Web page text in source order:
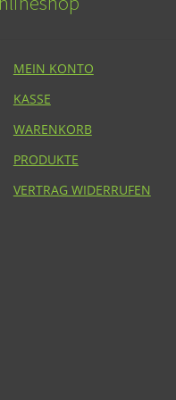
MEIN KONTO
KASSE
WARENKORB
PRODUKTE
VERTRAG WIDERRUFEN